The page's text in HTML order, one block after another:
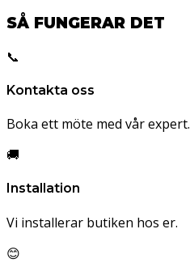
SÅ FUNGERAR DET
📞
Kontakta oss
Boka ett möte med vår expert.
🚚
Installation
Vi installerar butiken hos er.
😊